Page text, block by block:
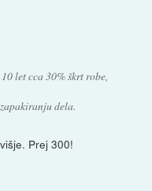
let cca 30% škrt robe,
dela.
Prej 300!